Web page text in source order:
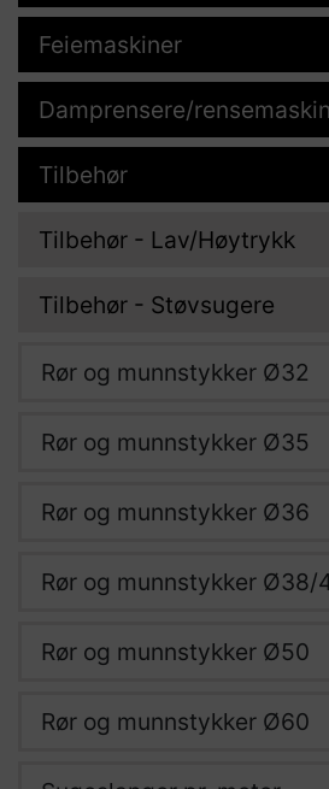
Feiemaskiner
Damprensere/
Tilbehør
Tilbehør - Lav/Høytrykk
Tilbehør - Støvsugere
Rør og munnstykker Ø32
Rør og munnstykker Ø35
Rør og munnstykker Ø36
Rør og munnstykker Ø38/
Rør og munnstykker Ø50
Rør og munnstykker Ø60